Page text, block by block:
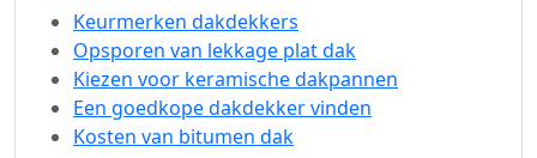
Keurmerken dakdekkers
Opsporen van lekkage plat dak
Kiezen voor keramische dakpannen
Een goedkope dakdekker vinden
Kosten van bitumen dak